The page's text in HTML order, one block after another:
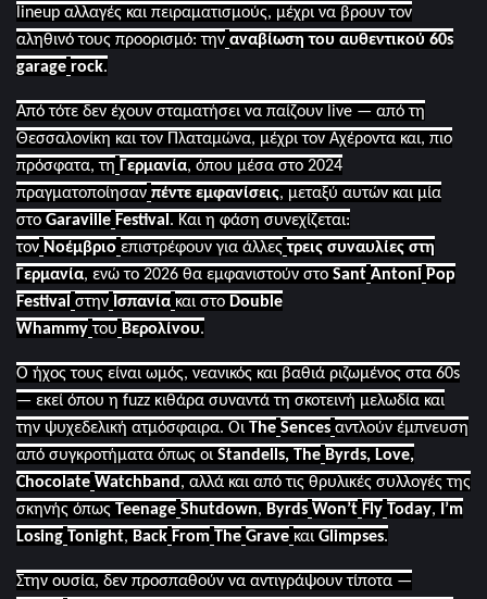
lineup αλλαγές και πειραματισμούς, μέχρι να βρουν τον
αληθινό τους προορισμό: την αναβίωση του αυθεντικού 60s
garage rock.
Από τότε δεν έχουν σταματήσει να παίζουν live — από τη
Θεσσαλονίκη και τον Πλαταμώνα, μέχρι τον Αχέροντα και, πιο
πρόσφατα, τη Γερμανία, όπου μέσα στο 2024
πραγματοποίησαν πέντε εμφανίσεις, μεταξύ αυτών και μία
στο Garaville Festival . Και η φάση συνεχίζεται:
τον Νοέμβριο επιστρέφουν για άλλες τρεις συναυλίες στη
Γερμανία, ενώ το 2026 θα εμφανιστούν στο Sant Antoni Pop
Festival στην Ισπανία και στο Double
Whammy του Βερολίνου.
Ο ήχος τους είναι ωμός, νεανικός και βαθιά ριζωμένος στα 60s
— εκεί όπου η fuzz κιθάρα συναντά τη σκοτεινή μελωδία και
την ψυχεδελική ατμόσφαιρα. Οι The Sences αντλούν έμπνευση
από συγκροτήματα όπως οι Standells, The Byrds, Love,
Chocolate Watchband , αλλά και από τις θρυλικές συλλογές της
σκηνής όπως Teenage Shutdown, Byrds Won’t Fly Today, ’m
Losing Tonight, Back From The Grave και Glimpses.
Στην ουσία, δεν προσπαθούν να αντιγράψουν τίποτα —